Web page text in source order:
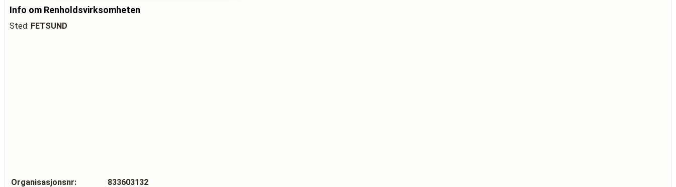
Info om Renholdsvirksomheten
Sted: FETSUND
Organisasjonsnr:
833603132